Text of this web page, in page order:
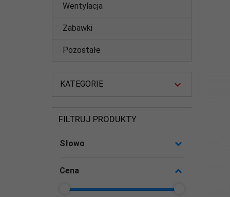
Wentylacja
Zabawki
Pozostałe
KATEGORIE
FILTRUJ PRODUKTY
Słowo
Cena